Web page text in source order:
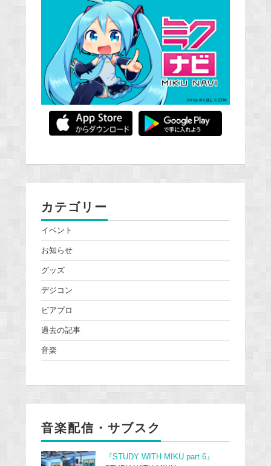
カテゴリー
イベント
お知らせ
グッズ
デジコン
ピアプロ
過去の記事
音楽
音楽配信・サブスク
『STUDY WITH MIKU part 6』